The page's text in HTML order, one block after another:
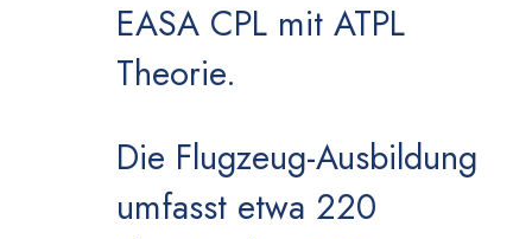
EASA CPL mit ATPL
Theorie.
Die Flugzeug-Ausbildung
umfasst etwa 220